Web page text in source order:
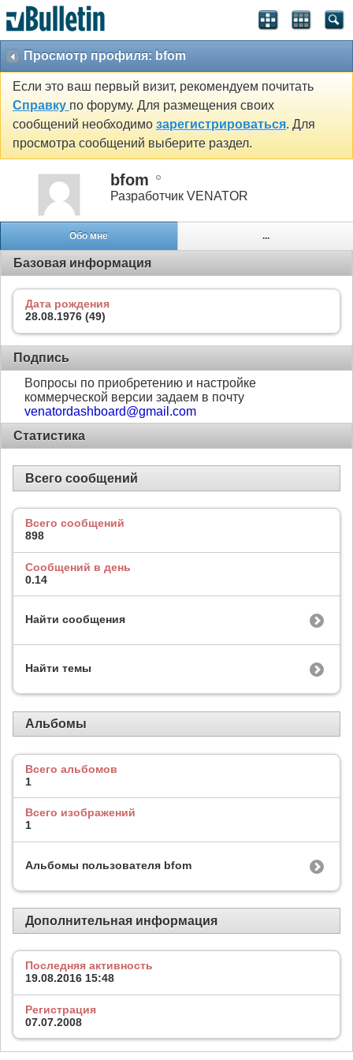
Просмотр профиля: bfom
Если это ваш первый визит, рекомендуем почитать
Справку по форуму. Для размещения своих
сообщений необходимо зарегистрироваться. Для
просмотра сообщений выберите раздел.
bfom
Разработчик VENATOR
Обо мне ...
Базовая информация
Дата рождения
28.08.1976 (49)
Подпись
Вопросы по приобретению и настройке
коммерческой версии задаем в почту
venatordashboard@gmail.com
Статистика
Всего сообщений
Всего сообщений
898
Сообщений в день
0.14
Найти сообщения
Найти темы
Альбомы
Всего альбомов
1
Всего изображений
1
Альбомы пользователя bfom
Дополнительная информация
Последняя активность
19.08.2016 15:48
Регистрация
07.07.2008